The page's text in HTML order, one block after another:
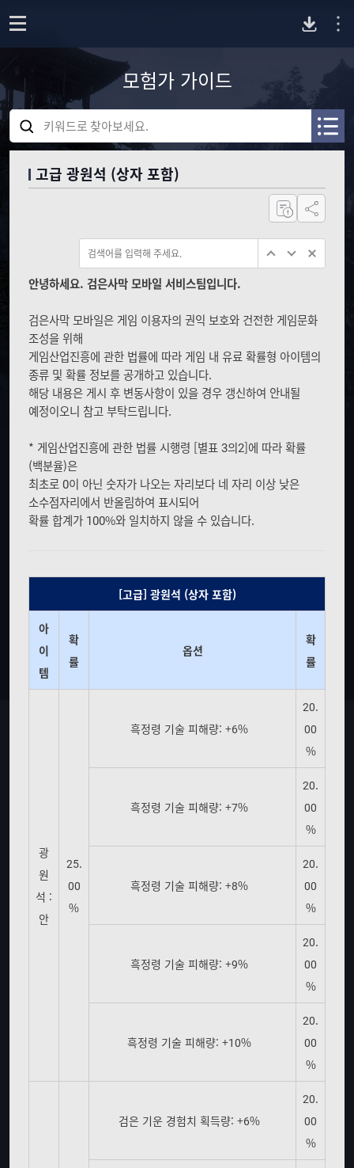
e
n
버
다
운
드
모험가 가이드
A
R
검
어
A
R
C
H
E
A
C
H
_
B
T
고급 광원석 (상자 포함)
공유하기
안녕하세요. 검은사막 모바일 서비스팀입니다.
검은사막 모바일은 게임 이용자의 권익 보호와 건전한 게임문화
조성을 위해
게임산업진흥에 관한 법률에 따라 게임 내 유료 확률형 아이템의
종류 및 확률 정보를 공개하고 있습니다.
해당 내용은 게시 후 변동사항이 있을 경우 갱신하여 안내될
예정이오니 참고 부탁드립니다.
* 게임산업진흥에 관한 법률 시행령 [별표 3의2]에 따라 확률
(백분율)은
최초로 0이 아닌 숫자가 나오는 자리보다 네 자리 이상 낮은
소수점자리에서 반올림하여 표시되어
확률 합계가 100%와 일치하지 않을 수 있습니다.
[고급] 광원석 (상자 포함)
아
이
템
확
률
옵션
확
률
광
원
석 :
안
25.
00
%
흑정령 기술 피해량: +6%
20.
00
%
흑정령 기술 피해량: +7%
20.
00
%
흑정령 기술 피해량: +8%
20.
00
%
흑정령 기술 피해량: +9%
20.
00
%
흑정령 기술 피해량: +10%
20.
00
%
검은 기운 경험치 획득량: +6%
20.
00
%